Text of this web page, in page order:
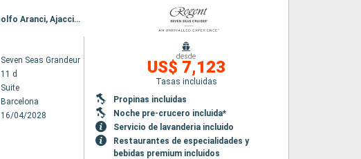
Itinerario : Barcelona, Villefranche, La Spezia, Civitavecchia - Roma, Salerno, Golfo Aranci, Ajaccio, Mahon, Barcelona
Seven Seas Grandeur
11 d
Suite
Barcelona
16/04/2028
desde
US$ 7,123
Tasas incluidas
Propinas incluidas
Noche pre-crucero incluida*
Servicio de lavanderia incluido
Restaurantes de especialidades y
bebidas premium incluidos